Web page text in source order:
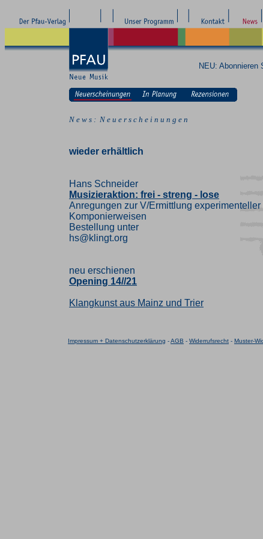
NEU: Abonnieren
N e w s : N e u e r s c h e i n u n g e n
wieder erhältlich
Hans Schneider
Musizieraktion: frei - streng - lose
Anregungen zur V/Ermittlung experimenteller
Komponierweisen
Bestellung unter
hs@klingt.org
neu erschienen
Opening 14//21
Klangkunst aus Mainz und Trier
Impressum + Datenschutzerklärung -AGB - Widerrufsrecht - Muster-